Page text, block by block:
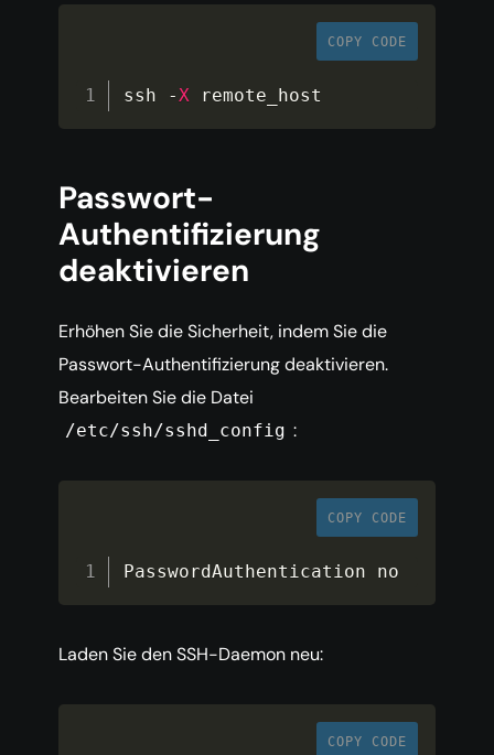
COPY CODE
ssh -X remote_host
Passwort-
Authentifizierung
deaktivieren
Erhöhen Sie die Sicherheit, indem Sie die
Passwort-Authentifizierung deaktivieren.
Bearbeiten Sie die Datei
/etc/ssh/sshd_config :
COPY CODE
PasswordAuthentication no
Laden Sie den SSH-Daemon neu:
COPY CODE